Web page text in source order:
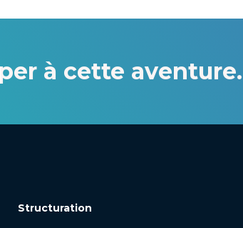
à cette
Structuration